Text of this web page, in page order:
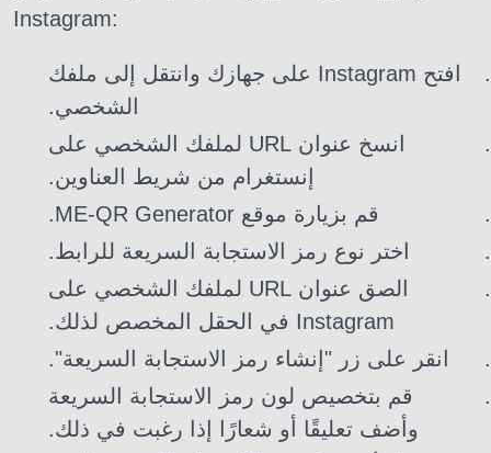
Instagram:
افتح Instagram على جهازك وانتقل إلى ملفك
الشخصي.
انسخ عنوان URL لملفك الشخصي على
إنستغرام من شريط العناوين.
قم بزيارة موقع ME-QR Generator.
اختر نوع رمز الاستجابة السريعة للرابط.
الصق عنوان URL لملفك الشخصي على
Instagram في الحقل المخصص لذلك.
انقر على زر "إنشاء رمز الاستجابة السريعة".
قم بتخصيص لون رمز الاستجابة السريعة
وأضف تعليقًا أو شعارًا إذا رغبت في ذلك.